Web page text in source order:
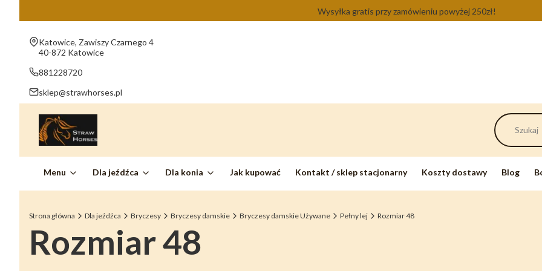
Wysyłka gratis przy zamówieniu powyżej 250zł!
Adres:
Katowice, Zawiszy Czarnego 4
40-872 Katowice
881228720
sklep@strawhorses.pl
Menu Dla jeźdźca Dla konia Jak kupować Kontakt / sklep stacjonarny Koszty dostawy Blog
Strona główna Dla jeźdźca Bryczesy Bryczesy damskie Bryczesy damskie Używane Pełny lej Rozmiar 48
Rozmiar 48